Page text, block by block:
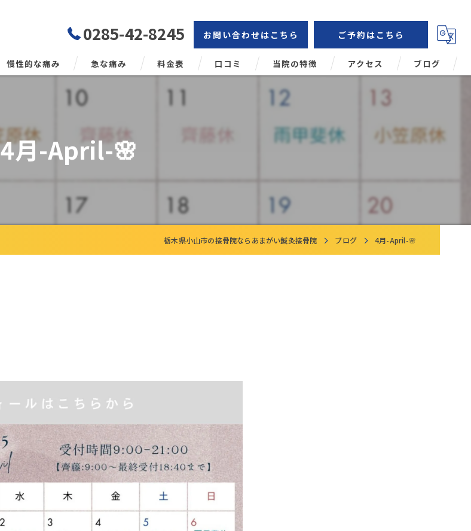
0285-42-8245 お問い合わせはこちら ご予約はこちら
慢性的な痛み 急な痛み 料金表 口コミ 当院の特徴
鍼灸
肩こり
姿勢矯正
アクセス ブログ
4月-April-🌸
栃木県小山市の接骨院ならあまがい鍼灸接骨院 ブログ 4月-April-🌸